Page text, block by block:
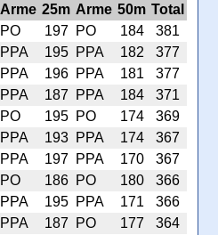
Arme 25m Arme 50m Total
PO 197 PO 184
381
PPA 195 PPA 182
377
PPA 196 PPA 181
377
PPA 187 PPA 184
371
PO 195 PO 174
369
PPA 193 PPA 174
367
PPA 197 PPA 170
367
PO 186 PO 180
366
PPA 195 PPA 171
366
PPA 187 PO 177
364